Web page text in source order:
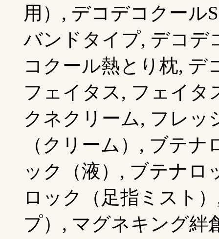
用）, デコデコクール
バンドタイプ, デコデ
コクール熱とり枕, デ
フェイタス, フェイタ
クネクリーム, フレッ
（クリーム）, ブテ
ック（液）, ブテナロ
ロック（足指ミスト
プ）, マグネキング絆